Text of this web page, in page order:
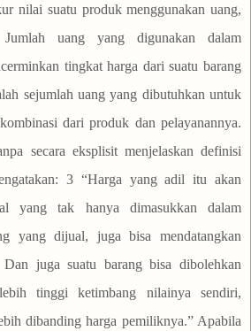
nilai suatu produk menggunakan uang,
uang yang digunakan dalam
tingkat harga dari suatu barang
sejumlah uang yang dibutuhkan untuk
dari produk dan pelayanannya.
secara eksplisit menjelaskan definisi
3 “Harga yang adil itu akan
yang tak hanya dimasukkan dalam
yang dijual, juga bisa mendatangkan
juga suatu barang bisa dibolehkan
tinggi ketimbang nilainya sendiri,
dibanding harga pemiliknya.” Apabila